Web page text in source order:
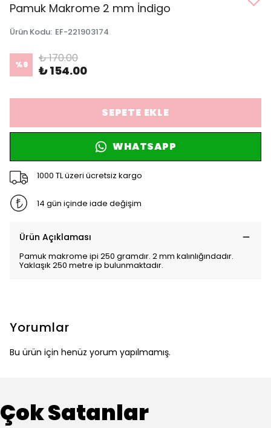
Pamuk Makrome 2 mm İndigo
Ürün Kodu: EF-221903174
%9 ₺ 170.00
₺ 154.00
SEPETE EKLE
WHATSAPP
1000 TL üzeri ücretsiz kargo
14 gün içinde iade değişim
Ürün Açıklaması
Pamuk makrome ipi 250 gramdır. 2 mm kalınlığındadır.
Yaklaşık 250 metre ip bulunmaktadır.
Yorumlar
Bu ürün için henüz yorum yapılmamış.
Çok Satanlar